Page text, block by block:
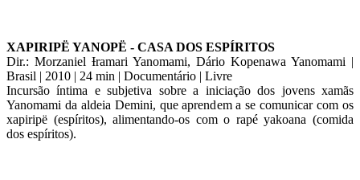
XAPIRIPË YANOPË - CASA DOS ESPÍRITOS
Dir.: Morzaniel Ɨramari Yanomami, Dário Kopenawa Yanomami |
Brasil | 2010 | 24 min | Documentário | Livre
Incursão íntima e subjetiva sobre a iniciação dos jovens xamãs
Yanomami da aldeia Demini, que aprendem a se comunicar com os
xapiripë (espíritos), alimentando-os com o rapé yakoana (comida
dos espíritos).